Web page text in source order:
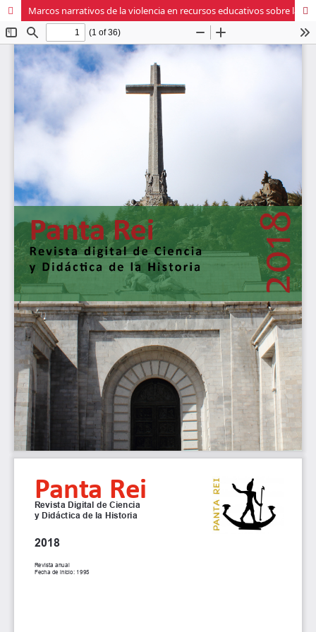
Marcos narrativos de la violencia en recursos educativos sobre la Conquista de América